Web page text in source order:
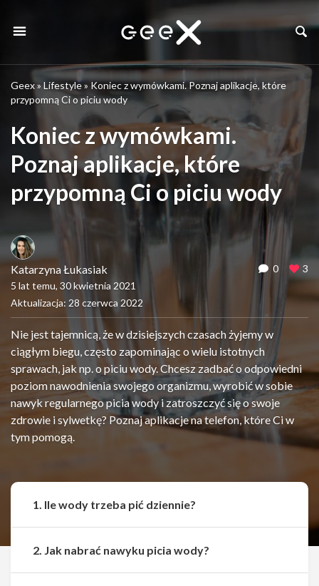
Geex» Lifestyle» Koniec z wymówkami. Poznaj aplikacje, które
przypomną Ci o piciu wody
Koniec z wymówkami.
Poznaj aplikacje, które
przypomną Ci o piciu wody
Katarzyna Łukasiak
5 lat temu, 30 kwietnia 2021
Aktualizacja: 28 czerwca 2022
0 3
Nie jest tajemnicą, że w dzisiejszych czasach żyjemy w
ciągłym biegu, często zapominając o wielu istotnych
sprawach, jak np. o piciu wody. Chcesz zadbać o odpowiedni
poziom nawodnienia swojego organizmu, wyrobić w sobie
nawyk regularnego picia wody i zatroszczyć się o swoje
zdrowie i sylwetkę? Poznaj aplikacje na telefon, które Ci w
tym pomogą.
1. Ile wody trzeba pić dziennie?
2. Jak nabrać nawyku picia wody?